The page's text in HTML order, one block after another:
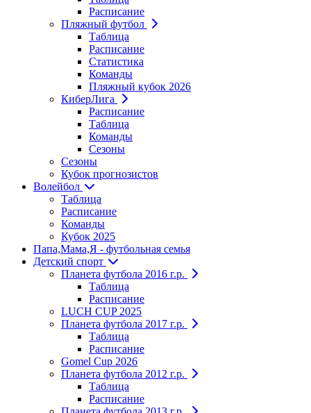
Расписание
Пляжный футбол
Таблица
Расписание
Статистика
Команды
Пляжный кубок 2026
КиберЛига
Расписание
Таблица
Команды
Сезоны
Сезоны
Кубок прогнозистов
Волейбол
Таблица
Расписание
Команды
Кубок 2025
Папа,Мама,Я - футбольная семья
Детский спорт
Планета футбола 2016 г.р.
Таблица
Расписание
LUCH CUP 2025
Планета футбола 2017 г.р.
Таблица
Расписание
Gomel Cup 2026
Планета футбола 2012 г.р.
Таблица
Расписание